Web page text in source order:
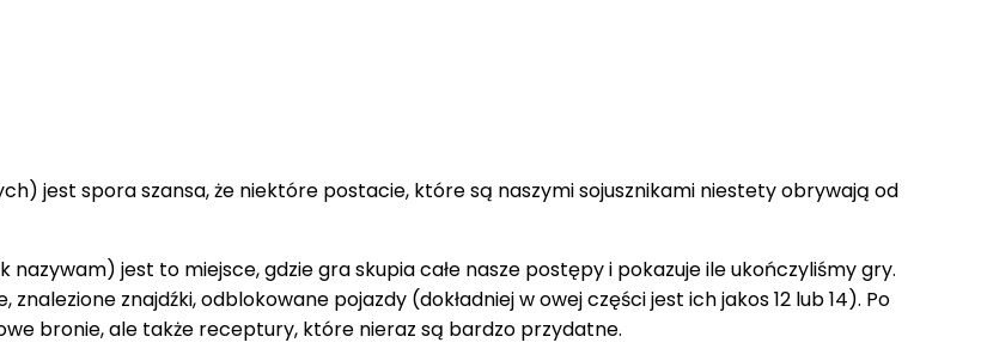
jest spora szansa, że niektóre postacie, które są naszymi sojusznikami niestety obrywają od
jest to miejsce, gdzie gra skupia całe nasze postępy i pokazuje ile ukończyliśmy gry.
znajdźki, odblokowane pojazdy (dokładniej w owej części jest ich jakos 12 lub 14). Po
bronie, ale także receptury, które nieraz są bardzo przydatne.